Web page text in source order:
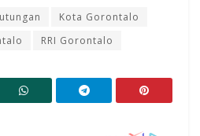
Kota Gorontalo
RRI Gorontalo